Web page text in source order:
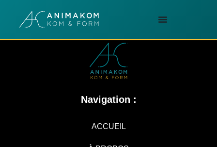
Navigation :
ACCUEIL